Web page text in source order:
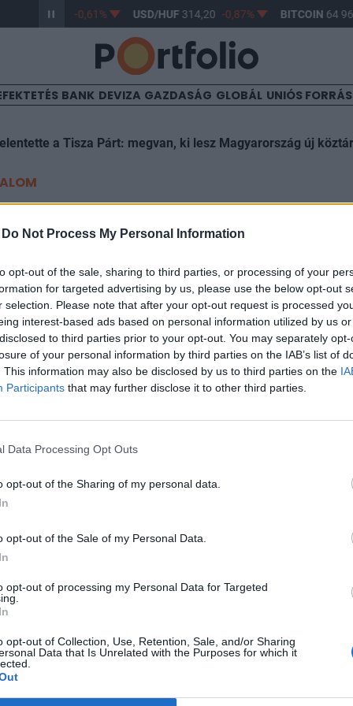
Do Not Process My Personal Information
opt-out of the sale, sharing to third parties, or processing of your
for targeted advertising by us, please use the below opt-out
selection. Please note that after your opt-out request is processed
interest-based ads based on personal information utilized by us
to third parties prior to your opt-out. You may separately
of your personal information by third parties on the IAB’s list of
This information may also be disclosed by us to third parties on the
Participants that may further disclose it to other third parties.
Data Processing Opt Outs
opt-out of the Sharing of my personal data.
opt-out of the Sale of my Personal Data.
opt-out of processing my Personal Data for Targeted
opt-out of Collection, Use, Retention, Sale, and/or Sharing
Data that Is Unrelated with the Purposes for which it
363,17 -0,61% USD/HUF 314,20 -0,87% BITCOIN64
BANK DEVIZA GAZDASÁG GLOBÁL UNIÓS
a Tisza Párt: megvan, ki lesz Magyarország új
tárgyalásokat folytat
lebegtetett meg a kínai számítógépgyártó, a
folytat egy esetleges akvizícióról. A hír nem sokkal
a Reuters. Az amerikai technológiai óriás meg is erősítette,
kínai szektortársával. A Lenovo is közölte, hogy egy
hogy melyik céggel. Eladná...
tartalmazza:
cikkarchívum
elmúlt 2 év napon belüli